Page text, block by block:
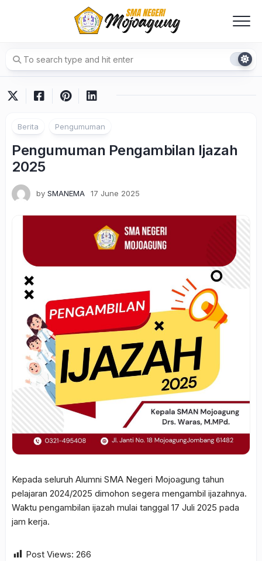
Berita Pengumuman
Pengumuman Pengambilan Ijazah
2025
by SMANEMA 17 June 2025
Kepada seluruh Alumni SMA Negeri Mojoagung tahun
pelajaran 2024/2025 dimohon segera mengambil ijazahnya.
Waktu pengambilan ijazah mulai tanggal 17 Juli 2025 pada
jam kerja.
Post Views: 266